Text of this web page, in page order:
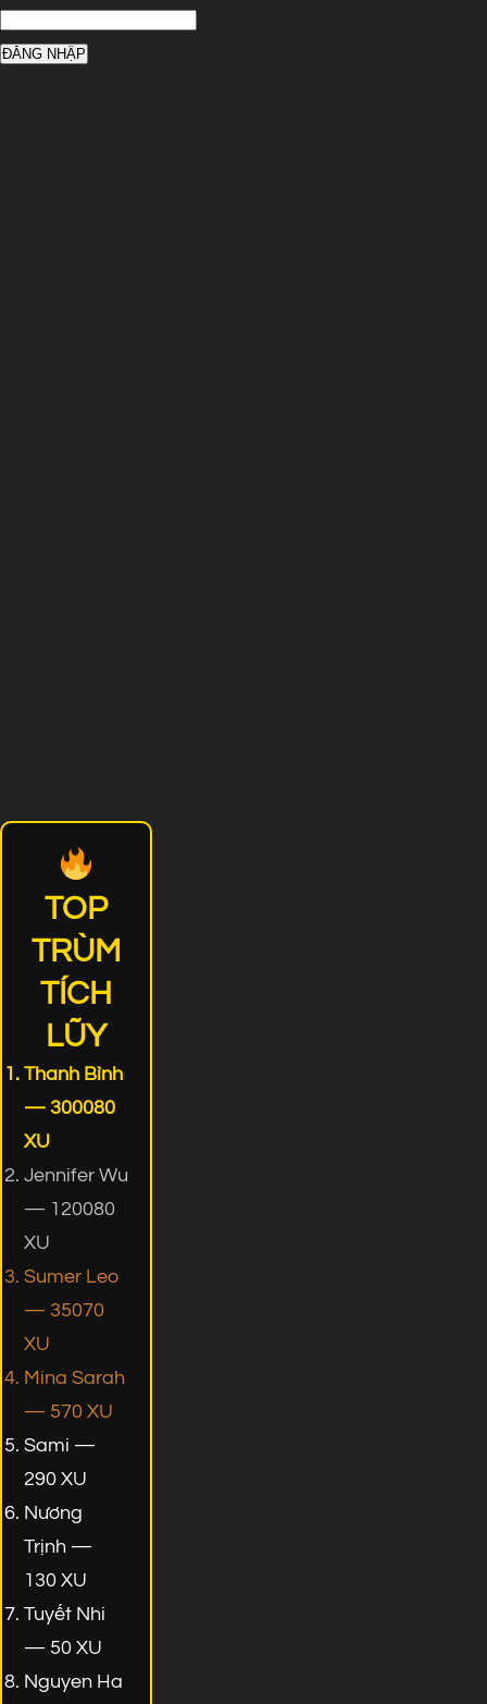
TOP
TRÙM
TÍCH
LŨY
Thanh Bình
— 300080
XU
Jennifer Wu
— 120080
XU
Sumer Leo
— 35070
XU
Mina Sarah
— 570 XU
Sami —
290 XU
Nương
Trịnh —
130 XU
Tuyết Nhi
— 50 XU
Nguyen Ha